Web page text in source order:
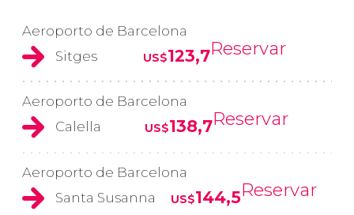
Aeroporto de Barcelona
Sitges
US$123,7Reservar
Aeroporto de Barcelona
Calella
US$138,7Reservar
Aeroporto de Barcelona
Santa Susanna
US$144,5Reservar